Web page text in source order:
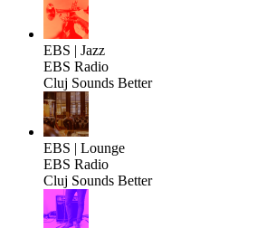
EBS | Jazz
EBS Radio
Cluj Sounds Better
EBS | Lounge
EBS Radio
Cluj Sounds Better